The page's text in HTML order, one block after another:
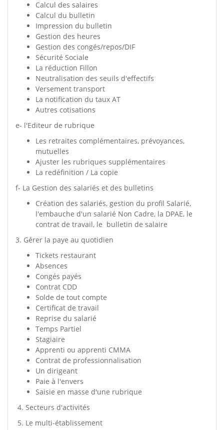
Calcul des salaires
Calcul du bulletin
Impression du bulletin
Gestion des heures
Gestion des congés/repos/DIF
Sécurité Sociale
La réduction Fillon
Neutralisation des seuils d'effectifs
Versement transport
La notification du taux AT
Autres cotisations
e- l'Editeur de rubrique
Les retraites complémentaires, prévoyances,
mutuelles
Ajuster les rubriques supplémentaires
La redéfinition / La copie
f- La Gestion des salariés et des bulletins
Création des salariés, gestion du profil Salarié,
l'embauche d'un salarié Non Cadre, la DPAE, le
contrat de travail, le bulletin de salaire
3. Gérer la paye au quotidien
Tickets restaurant
Absences
Congés payés
Contrat CDD
Solde de tout compte
Certificat de travail
Reprise du salarié
Temps Partiel
Stagiaire
Apprenti ou apprenti CMMA
Contrat de professionnalisation
Un dirigeant
Paie à l'envers
Saisie en masse d'une rubrique
4. Secteurs d'activités
5. Le multi-établissement